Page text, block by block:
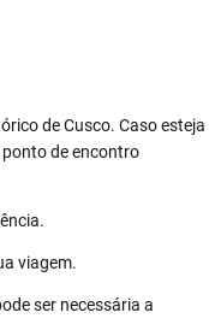
de Cusco. Caso esteja
de encontro
viagem.
ser necessária a